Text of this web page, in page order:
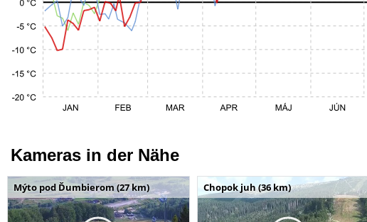
Kameras in der Nähe
Mýto pod Ďumbierom (27 km) Chopok juh (36 km)